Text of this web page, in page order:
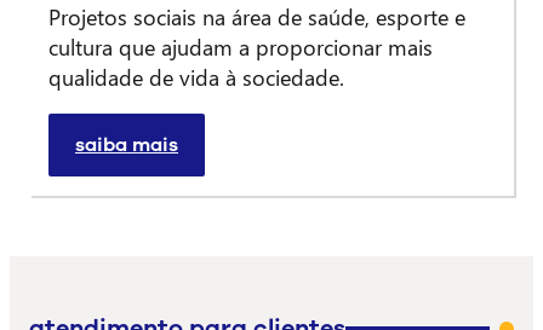
Projetos sociais na área de saúde, esporte e
cultura que ajudam a proporcionar mais
qualidade de vida à sociedade.
saiba mais